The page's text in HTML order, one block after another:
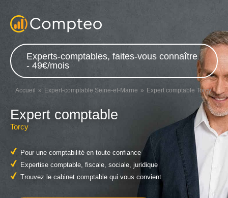
Experts-comptables, faites-vous connaître
- 49€/mois
Accueil Expert-comptable Seine-et-Marne Expert comptable Torcy
Expert comptable
Torcy
Pour une comptabilité en toute confiance
Expertise comptable, fiscale, sociale, juridique
Trouvez le cabinet comptable qui vous convient